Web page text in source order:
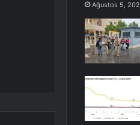
Ağustos 5,